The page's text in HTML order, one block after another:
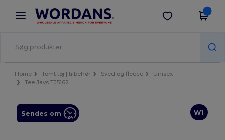
× Wordans-app
Bedre priser i appen!
Hent app
Home Tomt tøj | tilbehør Sved og fleece
Unisex
Tee Jays TJ5162
W1
Sendes om